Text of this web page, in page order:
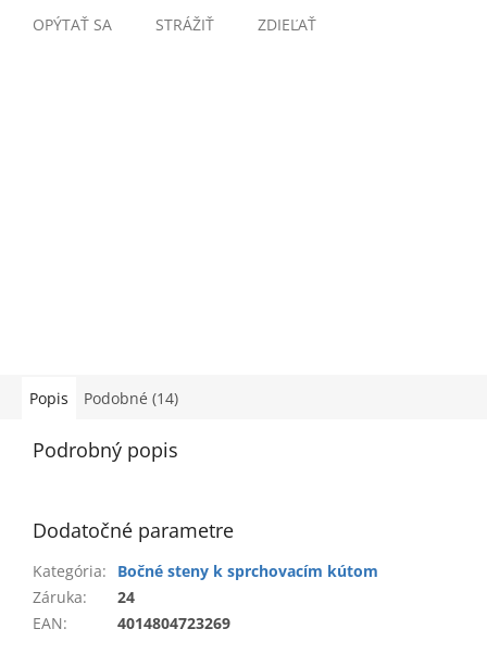
OPÝTAŤ SA STRÁŽIŤ ZDIEĽAŤ
Popis Podobné (14)
Podrobný popis
Dodatočné parametre
Kategória:
Bočné steny k sprchovacím kútom
Záruka:
24
EAN: 4014804723269